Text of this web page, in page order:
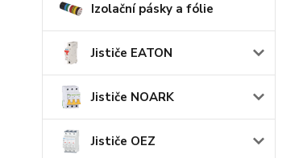
Izolační pásky a fólie
Jističe EATON
Jističe NOARK
Jističe OEZ